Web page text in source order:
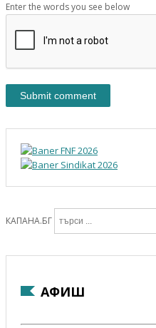
Enter the words you see below
КАПАНА.БГ
АФИШ